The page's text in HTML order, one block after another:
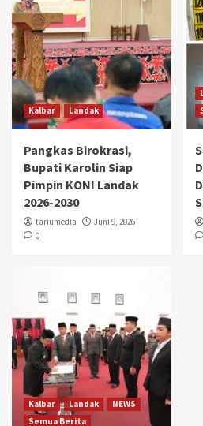
Kalbar Landak
Pangkas Birokrasi,
Bupati Karolin Siap
Pimpin KONI Landak
2026-2030
tariumedia
Juni 9, 2026
0
Kalbar Landak
NEWS
Semua Berita